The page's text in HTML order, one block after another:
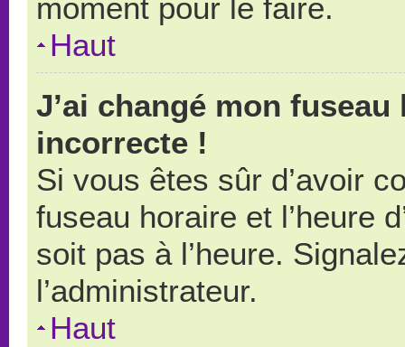
moment pour le faire.
Haut
J’ai changé mon
incorrecte !
Si vous êtes sûr d’avoir
fuseau horaire et l’heure
soit pas à l’heure.
l’administrateur.
Haut